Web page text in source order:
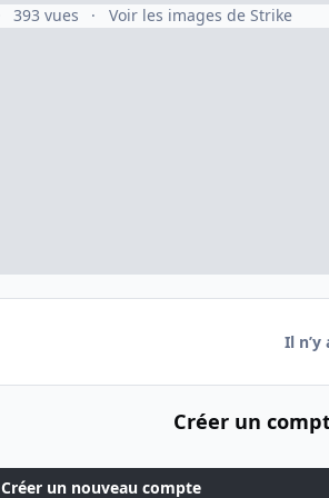
393 vues Voir les images de Strike
Il
Créer un
Créer un nouveau compte